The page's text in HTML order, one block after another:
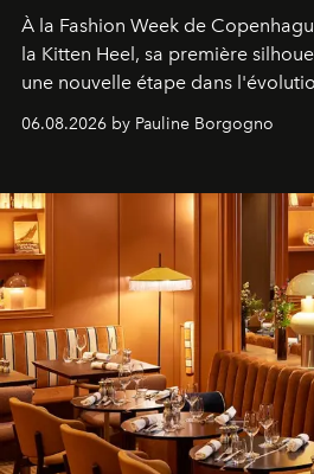
À la Fashion Week de
la Kitten Heel, sa première
une nouvelle étape dans
06.08.2026 by Pauline Borgogno